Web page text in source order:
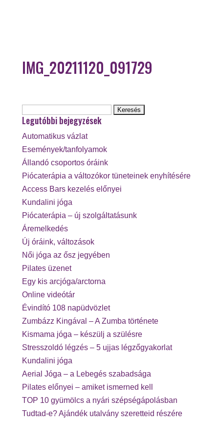
IMG_20211120_091729
Legutóbbi bejegyzések
Automatikus vázlat
Események/tanfolyamok
Állandó csoportos óráink
Piócaterápia a változókor tüneteinek enyhítésére
Access Bars kezelés előnyei
Kundalini jóga
Piócaterápia – új szolgáltatásunk
Áremelkedés
Új óráink, változások
Női jóga az ősz jegyében
Pilates üzenet
Egy kis arcjóga/arctorna
Online videótár
Évindító 108 napüdvözlet
Zumbázz Kingával – A Zumba története
Kismama jóga – készülj a szülésre
Stresszoldó légzés – 5 ujjas légzőgyakorlat
Kundalini jóga
Aerial Jóga – a Lebegés szabadsága
Pilates előnyei – amiket ismerned kell
TOP 10 gyümölcs a nyári szépségápolásban
Tudtad-e? Ajándék utalvány szeretteid részére